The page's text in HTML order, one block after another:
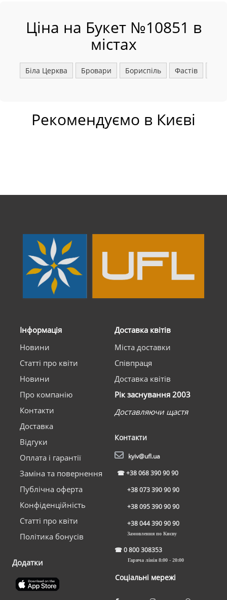
Ціна на Букет №10851 в
містах
Біла Церква Бровари Бориспіль Фастів
Рекомендуємо в Києві
Інформація
Новини
Статті про квіти
Новини
Про компанію
Контакти
Доставка
Відгуки
Оплата і гарантії
Заміна та повернення
Публічна оферта
Конфіденційність
Статті про квіти
Політика бонусів
Додатки
Доставка квітів
Міста доставки
Співпраця
Доставка квітів
Рік заснування 2003
Доставляючи щастя
Контакти
kyiv@ufl.ua
☎+38 068 390 90 90
+38 073 390 90 90
+38 095 390 90 90
+38 044 390 90 90
Замовлення по Києву
☎0 800 308353
Гаряча лінія 8:00 - 20:00
Соціальні мережі